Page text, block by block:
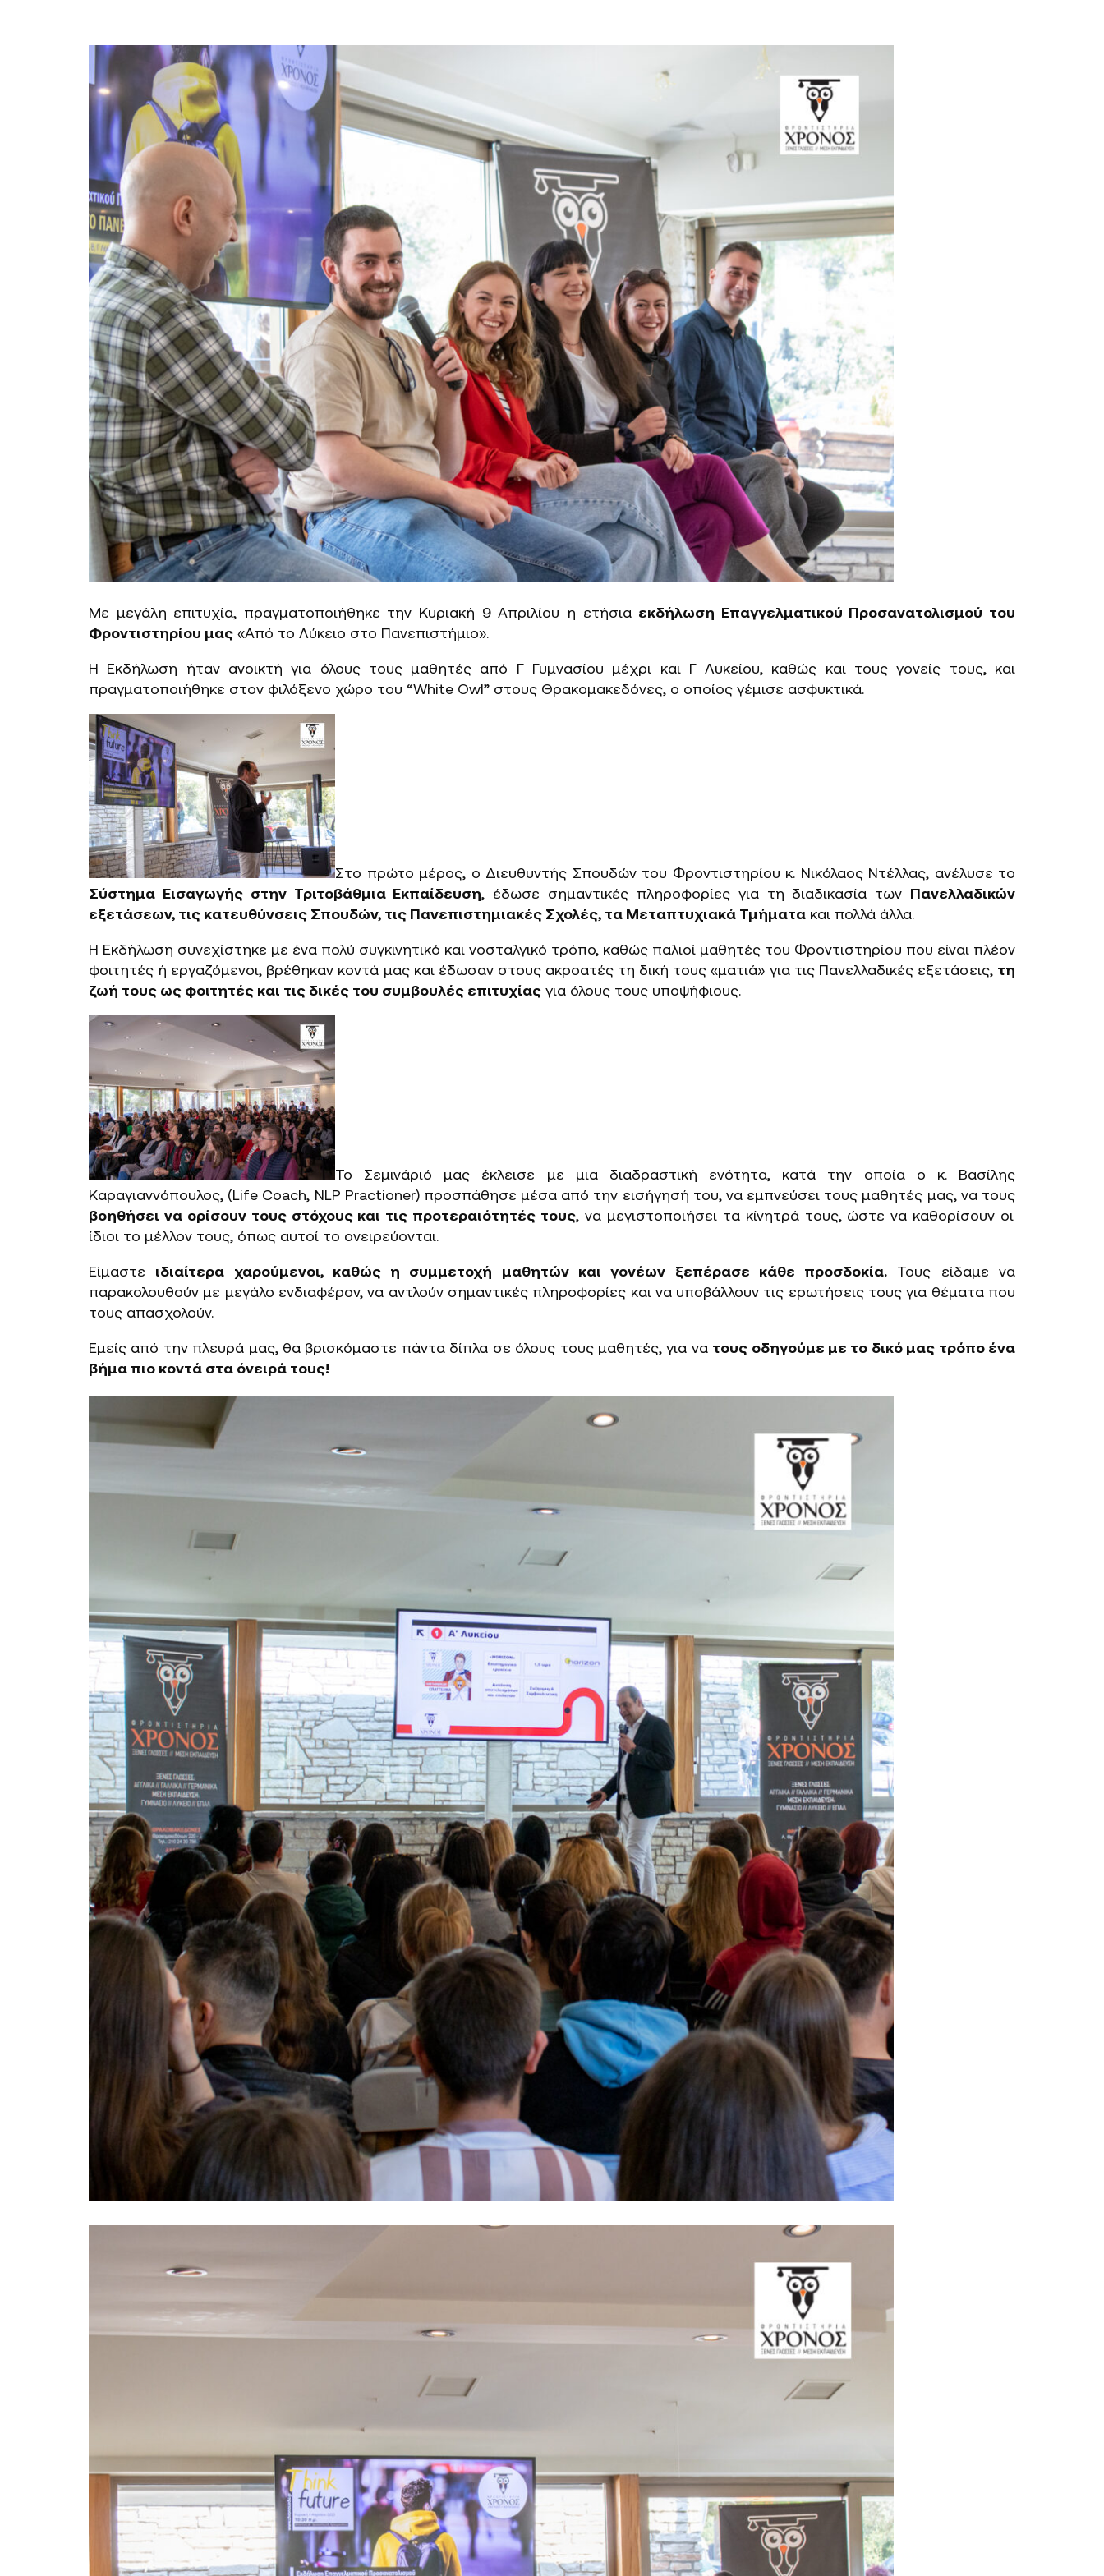
Με μεγάλη επιτυχία, πραγματοποιήθηκε την Κυριακή 9 Απριλίου η ετήσια εκδήλωση Επαγγελματικού Προσανατολισμού του
Φροντιστηρίου μας «Από το Λύκειο στο Πανεπιστήμιο».
Η Εκδήλωση ήταν ανοικτή για όλους τους μαθητές από Γ Γυμνασίου μέχρι και Γ Λυκείου, καθώς και τους γονείς τους, και
πραγματοποιήθηκε στον φιλόξενο χώρο του “White Owl” στους Θρακομακεδόνες, ο οποίος γέμισε ασφυκτικά.
Στο πρώτο μέρος, ο Διευθυντής Σπουδών του Φροντιστηρίου κ. Νικόλαος Ντέλλας, ανέλυσε το
Σύστημα Εισαγωγής στην Τριτοβάθμια Εκπαίδευση , έδωσε σημαντικές πληροφορίες για τη διαδικασία των Πανελλαδικών
εξετάσεων, τις κατευθύνσεις Σπουδών, τις Πανεπιστημιακές Σχολές, τα Μεταπτυχιακά Τμήματα και πολλά άλλα.
Η Εκδήλωση συνεχίστηκε με ένα πολύ συγκινητικό και νοσταλγικό τρόπο, καθώς παλιοί μαθητές του Φροντιστηρίου που είναι πλέον
φοιτητές ή εργαζόμενοι, βρέθηκαν κοντά μας και έδωσαν στους ακροατές τη δική τους «ματιά» για τις Πανελλαδικές εξετάσεις, τη
ζωή τους ως φοιτητές και τις δικές του συμβουλές επιτυχίας για όλους τους υποψήφιους.
Το Σεμινάριό μας έκλεισε με μια διαδραστική ενότητα, κατά την οποία ο κ. Βασίλης
Καραγιαννόπουλος, (Life Coach, NLP Practioner) προσπάθησε μέσα από την εισήγησή του, να εμπνεύσει τους μαθητές μας, να τους
βοηθήσει να ορίσουν τους στόχους και τις προτεραιότητές τους , να μεγιστοποιήσει τα κίνητρά τους, ώστε να καθορίσουν οι
ίδιοι το μέλλον τους, όπως αυτοί το ονειρεύονται.
Είμαστε ιδιαίτερα χαρούμενοι, καθώς η συμμετοχή μαθητών και γονέων ξεπέρασε κάθε προσδοκία. Τους είδαμε να
παρακολουθούν με μεγάλο ενδιαφέρον, να αντλούν σημαντικές πληροφορίες και να υποβάλλουν τις ερωτήσεις τους για θέματα που
τους απασχολούν.
Εμείς από την πλευρά μας, θα βρισκόμαστε πάντα δίπλα σε όλους τους μαθητές, για να τους οδηγούμε με το δικό μας τρόπο ένα
βήμα πιο κοντά στα όνειρά τους!